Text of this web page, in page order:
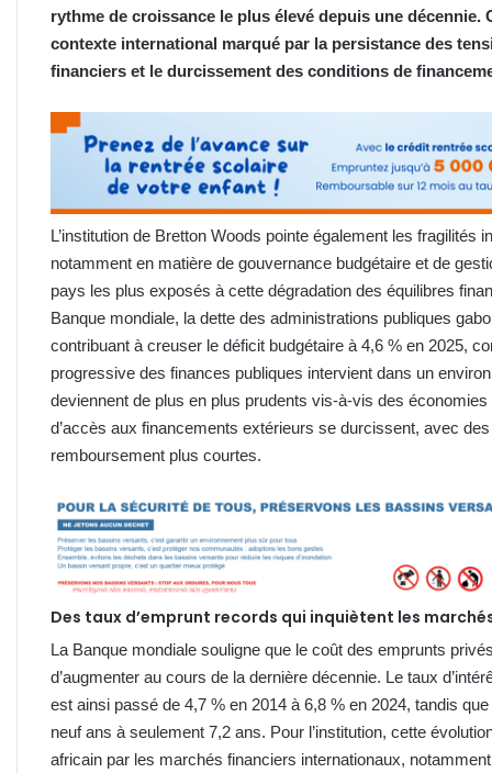
rythme de croissance le plus élevé depuis une
contexte international marqué par la persistance des
financiers et le durcissement des conditions de
L’institution de Bretton Woods pointe également les
notamment en matière de gouvernance budgétaire et de
pays les plus exposés à cette dégradation des équilibres
Banque mondiale, la dette des administrations publiques
contribuant à creuser le déficit budgétaire à 4,6 % en 2025,
progressive des finances publiques intervient dans un
deviennent de plus en plus prudents vis-à-vis des
d’accès aux financements extérieurs se durcissent, avec
remboursement plus courtes.
Des taux d’emprunt records qui inquiètent les
La Banque mondiale souligne que le coût des emprunts
d’augmenter au cours de la dernière décennie. Le taux
est ainsi passé de 4,7 % en 2014 à 6,8 % en 2024, tandis
neuf ans à seulement 7,2 ans. Pour l’institution, cette
africain par les marchés financiers internationaux,